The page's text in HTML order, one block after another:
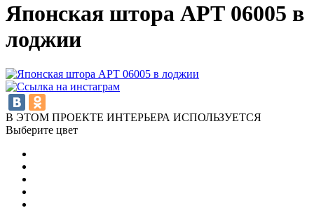
Японская штора АРТ 06005 в
лоджии
В ЭТОМ ПРОЕКТЕ ИНТЕРЬЕРА ИСПОЛЬЗУЕТСЯ
Выберите цвет